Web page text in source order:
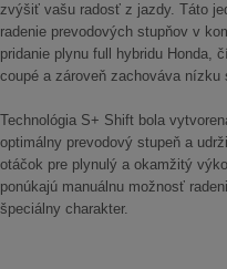
zvýšiť vašu radosť z jazdy. Táto
radenie prevodových stupňov v
pridanie plynu full hybridu Honda,
coupé a zároveň zachováva nízku
Technológia S+ Shift bola
optimálny prevodový stupeň a
otáčok pre plynulý a okamžitý
ponúkajú manuálnu možnosť
špeciálny charakter.